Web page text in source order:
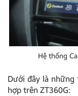
Hệ thống
Dưới đây là những
hợp trên ZT360G: